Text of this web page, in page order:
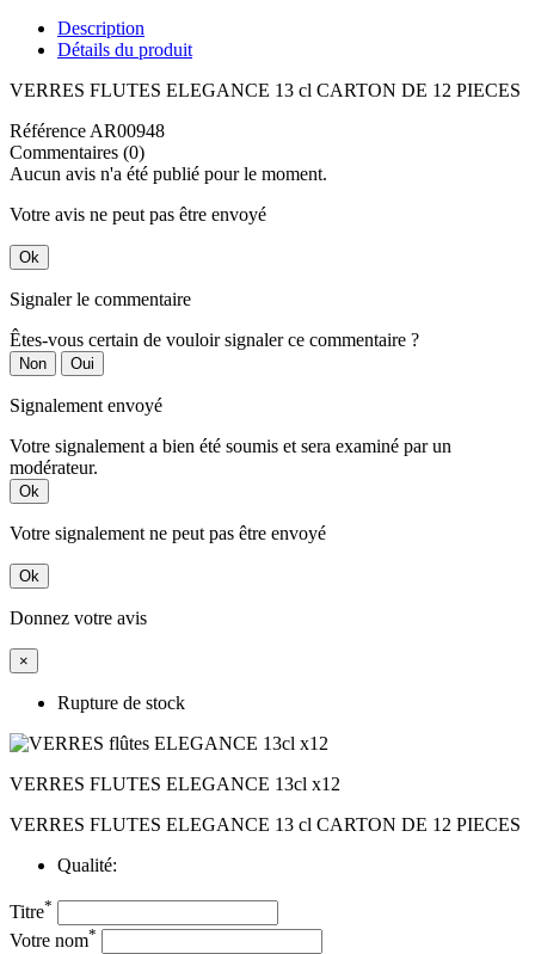
Description
Détails du produit
VERRES FLUTES ELEGANCE 13 cl CARTON DE 12 PIECES
Référence AR00948
Commentaires (0)
Aucun avis n'a été publié pour le moment.
Votre avis ne peut pas être envoyé
Ok
Signaler le commentaire
Êtes-vous certain de vouloir signaler ce commentaire ?
Non Oui
Signalement envoyé
Votre signalement a bien été soumis et sera examiné par un
modérateur.
Ok
Votre signalement ne peut pas être envoyé
Ok
Donnez votre avis
×
Rupture de stock
VERRES FLUTES ELEGANCE 13cl x12
VERRES FLUTES ELEGANCE 13 cl CARTON DE 12 PIECES
Qualité:
Titre*
Votre nom*